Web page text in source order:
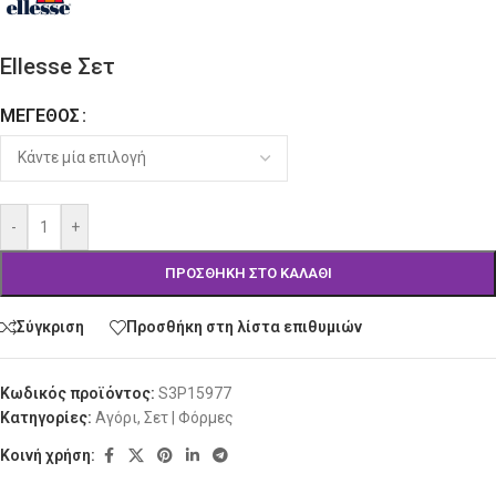
Ellesse Σετ
ΜΈΓΕΘΟΣ
- +
ΠΡΟΣΘΉΚΗ ΣΤΟ ΚΑΛΆΘΙ
Alternative:
Σύγκριση Προσθήκη στη λίστα επιθυμιών
Κωδικός προϊόντος: S3P15977
Κατηγορίες: Αγόρι, Σετ | Φόρμες
Κοινή χρήση: